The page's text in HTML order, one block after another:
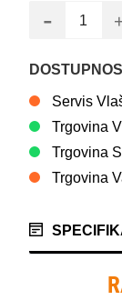
-
Servis
Trgovina
Trgovina
Trgovina